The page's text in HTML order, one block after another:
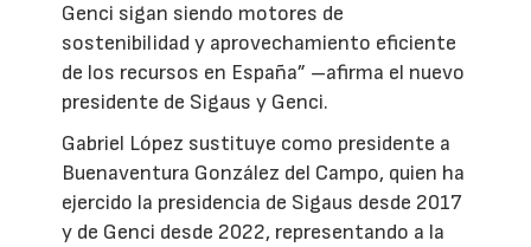
Genci sigan siendo motores de
sostenibilidad y aprovechamiento eficiente
de los recursos en España” –afirma el nuevo
presidente de Sigaus y Genci.
Gabriel López sustituye como presidente a
Buenaventura González del Campo, quien ha
ejercido la presidencia de Sigaus desde 2017
y de Genci desde 2022, representando a la